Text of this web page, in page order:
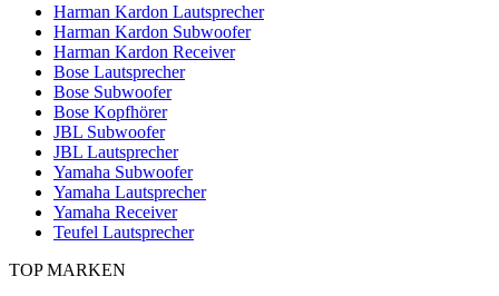
Harman Kardon Lautsprecher
Harman Kardon Subwoofer
Harman Kardon Receiver
Bose Lautsprecher
Bose Subwoofer
Bose Kopfhörer
JBL Subwoofer
JBL Lautsprecher
Yamaha Subwoofer
Yamaha Lautsprecher
Yamaha Receiver
Teufel Lautsprecher
TOP MARKEN